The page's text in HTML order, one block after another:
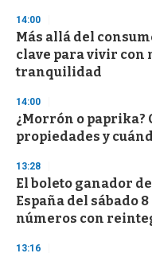
d
s
14:00
Más allá del
clave para vivir con
tranquilidad
14:00
¿Morrón o paprika?
propiedades y
13:28
El boleto ganador
España del sábado
números con
13:16